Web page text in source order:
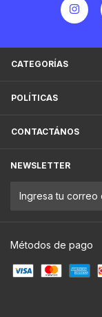
CATEGORÍAS
POLÍTICAS
CONTACTÁNOS
NEWSLETTER
Métodos de pago